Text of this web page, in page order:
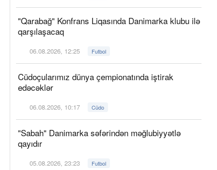
"Qarabağ" Konfrans Liqasında Danimarka klubu ilə
qarşılaşacaq
06.08.2026, 12:25 Futbol
Cüdoçularımız dünya çempionatında iştirak
edəcəklər
06.08.2026, 10:17 Cüdo
"Sabah" Danimarka səfərindən məğlubiyyətlə
qayıdır
05.08.2026, 23:23 Futbol